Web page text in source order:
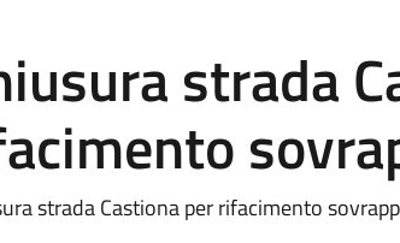
strada
strada Castiona per rifacimento